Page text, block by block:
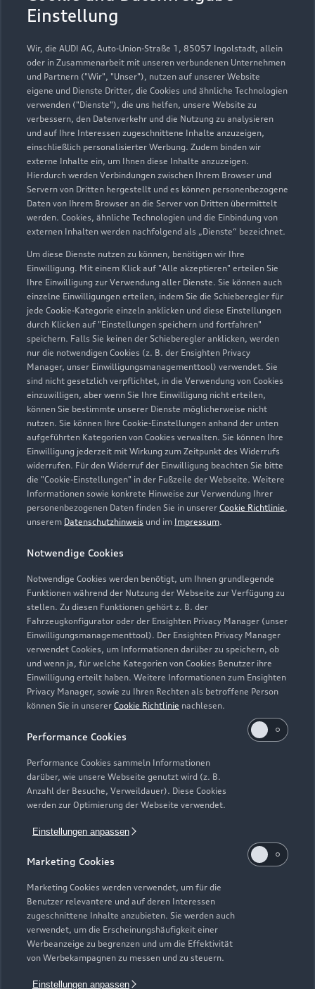
Einstellung
Wir, die AUDI AG, Auto-Union-Straße 1, 85057 Ingolstadt, allein
oder in Zusammenarbeit mit unseren verbundenen Unternehmen
und Partnern ("Wir", "Unser"), nutzen auf unserer Website
eigene und Dienste Dritter, die Cookies und ähnliche Technologien
verwenden ("Dienste"), die uns helfen, unsere Website zu
verbessern, den Datenverkehr und die Nutzung zu analysieren
und auf Ihre Interessen zugeschnittene Inhalte anzuzeigen,
einschließlich personalisierter Werbung. Zudem binden wir
externe Inhalte ein, um Ihnen diese Inhalte anzuzeigen.
Hierdurch werden Verbindungen zwischen Ihrem Browser und
Servern von Dritten hergestellt und es können personenbezogene
Daten von Ihrem Browser an die Server von Dritten übermittelt
werden. Cookies, ähnliche Technologien und die Einbindung von
externen Inhalten werden nachfolgend als „Dienste“ bezeichnet.
Um diese Dienste nutzen zu können, benötigen wir Ihre
Einwilligung. Mit einem Klick auf "Alle akzeptieren" erteilen Sie
Ihre Einwilligung zur Verwendung aller Dienste. Sie können auch
einzelne Einwilligungen erteilen, indem Sie die Schieberegler für
jede Cookie-Kategorie einzeln anklicken und diese Einstellungen
durch Klicken auf "Einstellungen speichern und fortfahren"
speichern. Falls Sie keinen der Schieberegler anklicken, werden
nur die notwendigen Cookies (z. B. der Ensighten Privacy
Manager, unser Einwilligungsmanagementtool) verwendet. Sie
sind nicht gesetzlich verpflichtet, in die Verwendung von Cookies
einzuwilligen, aber wenn Sie Ihre Einwilligung nicht erteilen,
können Sie bestimmte unserer Dienste möglicherweise nicht
nutzen. Sie können Ihre Cookie-Einstellungen anhand der unten
aufgeführten Kategorien von Cookies verwalten. Sie können Ihre
Einwilligung jederzeit mit Wirkung zum Zeitpunkt des Widerrufs
widerrufen. Für den Widerruf der Einwilligung beachten Sie bitte
die "Cookie-Einstellungen" in der Fußzeile der Webseite. Weitere
Informationen sowie konkrete Hinweise zur Verwendung Ihrer
personenbezogenen Daten finden Sie in unserer Cookie Richtlinie,
unserem Datenschutzhinweis und im Impressum.
Notwendige Cookies
Notwendige Cookies werden benötigt, um Ihnen grundlegende
Funktionen während der Nutzung der Webseite zur Verfügung zu
stellen. Zu diesen Funktionen gehört z. B. der
Fahrzeugkonfigurator oder der Ensighten Privacy Manager (unser
Einwilligungsmanagementtool). Der Ensighten Privacy Manager
verwendet Cookies, um Informationen darüber zu speichern, ob
und wenn ja, für welche Kategorien von Cookies Benutzer ihre
Einwilligung erteilt haben. Weitere Informationen zum Ensighten
Privacy Manager, sowie zu Ihren Rechten als betroffene Person
können Sie in unserer Cookie Richtlinie nachlesen.
Performance Cookies
Performance Cookies sammeln Informationen
darüber, wie unsere Webseite genutzt wird (z. B.
Anzahl der Besuche, Verweildauer). Diese Cookies
werden zur Optimierung der Webseite verwendet.
Einstellungen anpassen
Marketing Cookies
Marketing Cookies werden verwendet, um für die
Benutzer relevantere und auf deren Interessen
zugeschnittene Inhalte anzubieten. Sie werden auch
verwendet, um die Erscheinungshäufigkeit einer
Werbeanzeige zu begrenzen und um die Effektivität
von Werbekampagnen zu messen und zu steuern.
Einstellungen anpassen
Autoverkauf Servicepartner
Lange Straße 45
72336 Balingen
07433 9939060
audi-balingen@bhg-mobile.de
Kontaktdaten herunterladen
Öffnungszeiten
Service
Schließt bald18:00
Schließt bald18:00
Zurück nach oben
Modelle
Elektromodelle
Plug-in-Hybride
Neuwagensuche
Gebrauchtwagensuche
Geschäftskunden
Service & Zubehör
Saisonale Angebote
Audi Services
Garantie
Audi digital services
myAudi
Support
Audi Code
Häufige Fragen (FAQ)
Audi Online Beratung
Über Audi
Unternehmen
Karriere
Investor Relations
© 2026 AUDI AG. Alle Rechte vorbehalten
Impressum Rechtliches